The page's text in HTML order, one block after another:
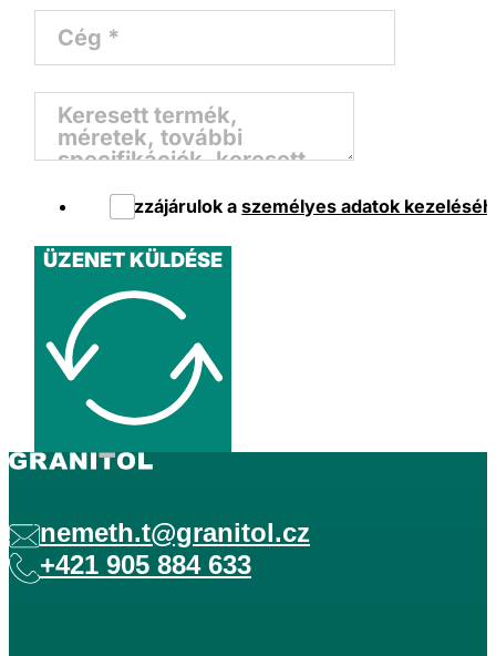
Hozzájárulok aszemélyes adatok
ÜZENET KÜLDÉSE
nemeth.t@granitol.cz
+421 905 884 633